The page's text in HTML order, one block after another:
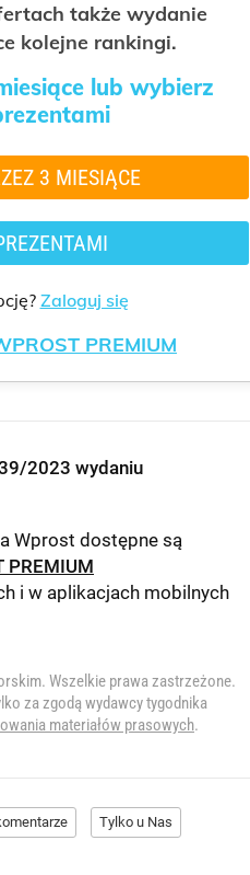
także wydanie
kolejne rankingi.
lub wybierz
3 MIESIĄCE
Zaloguj się
PREMIUM
2023 wydaniu
Wprost dostępne są
PREMIUM
i w aplikacjach mobilnych
Wszelkie prawa zastrzeżone.
za zgodą wydawcy tygodnika
materiałów prasowych.
Tylko u Nas